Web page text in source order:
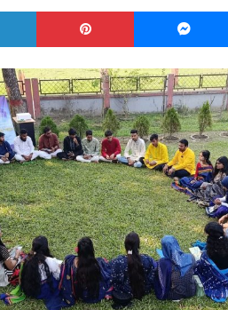
LinkedIn Pinterest